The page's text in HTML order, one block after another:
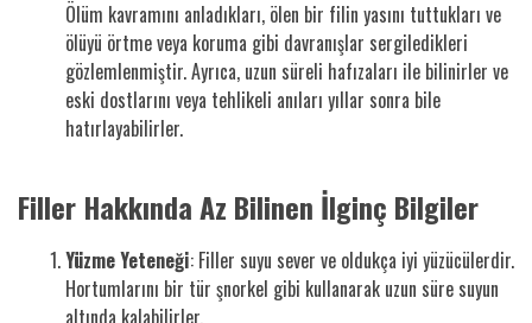
Ölüm kavramını anladıkları, ölen bir filin yasını tuttukları ve
ölüyü örtme veya koruma gibi davranışlar sergiledikleri
gözlemlenmiştir. Ayrıca, uzun süreli hafızaları ile bilinirler ve
eski dostlarını veya tehlikeli anıları yıllar sonra bile
hatırlayabilirler.
Filler Hakkında Az Bilinen İlginç Bilgiler
Yüzme Yeteneği: Filler suyu sever ve oldukça iyi yüzücülerdir.
Hortumlarını bir tür şnorkel gibi kullanarak uzun süre suyun
altında kalabilirler.